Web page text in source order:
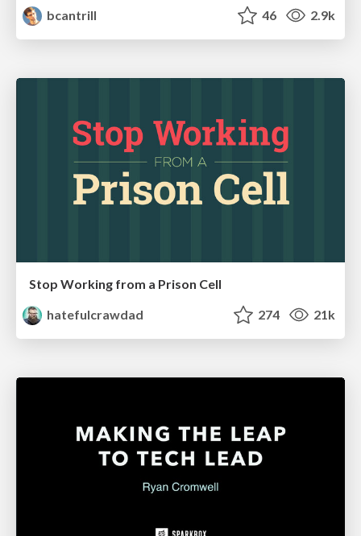
bcantrill
46 2.9k
Stop Working from a Prison Cell
hatefulcrawdad
274 21k